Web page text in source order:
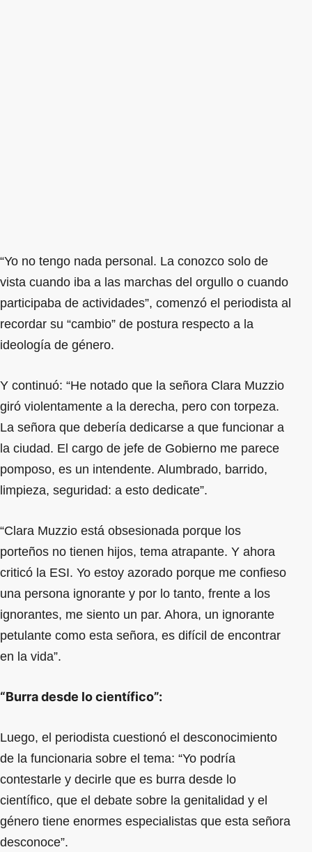
“Yo no tengo nada personal. La conozco solo de
vista cuando iba a las marchas del orgullo o cuando
participaba de actividades”, comenzó el periodista al
recordar su “cambio” de postura respecto a la
ideología de género.
Y continuó: “He notado que la señora Clara Muzzio
giró violentamente a la derecha, pero con torpeza.
La señora que debería dedicarse a que funcionar a
la ciudad. El cargo de jefe de Gobierno me parece
pomposo, es un intendente. Alumbrado, barrido,
limpieza, seguridad: a esto dedicate”.
“Clara Muzzio está obsesionada porque los
porteños no tienen hijos, tema atrapante. Y ahora
criticó la ESI. Yo estoy azorado porque me confieso
una persona ignorante y por lo tanto, frente a los
ignorantes, me siento un par. Ahora, un ignorante
petulante como esta señora, es difícil de encontrar
en la vida”.
“Burra desde lo científico”:
Luego, el periodista cuestionó el desconocimiento
de la funcionaria sobre el tema: “Yo podría
contestarle y decirle que es burra desde lo
científico, que el debate sobre la genitalidad y el
género tiene enormes especialistas que esta señora
desconoce”.